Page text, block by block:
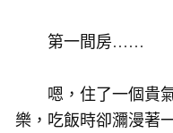
第一間房……
嗯，住了一個貴氣
樂，吃飯時卻瀰漫著